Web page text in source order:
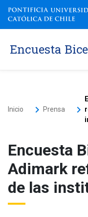
Encuesta
Inicio keyboard_arrow_right Prensa keyboard_arrow_right
Encuesta
Adimark
de las